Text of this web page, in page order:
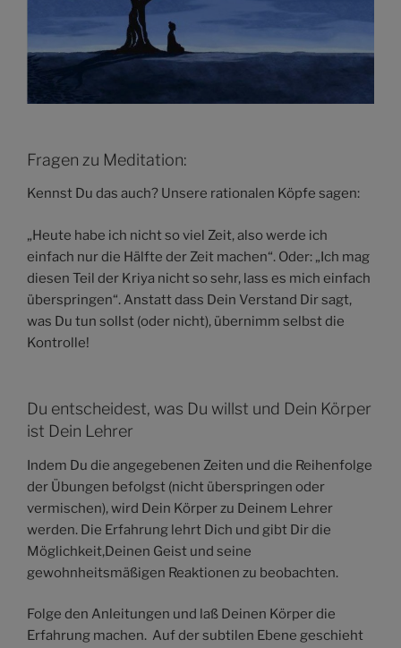
Fragen zu Meditation:
Kennst Du das auch? Unsere rationalen Köpfe sagen:
„Heute habe ich nicht so viel Zeit, also werde ich
einfach nur die Hälfte der Zeit machen“. Oder: „Ich mag
diesen Teil der Kriya nicht so sehr, lass es mich einfach
überspringen“. Anstatt dass Dein Verstand Dir sagt,
was Du tun sollst (oder nicht), übernimm selbst die
Kontrolle!
Du entscheidest, was Du willst und Dein Körper
ist Dein Lehrer
Indem Du die angegebenen Zeiten und die Reihenfolge
der Übungen befolgst (nicht überspringen oder
vermischen), wird Dein Körper zu Deinem Lehrer
werden. Die Erfahrung lehrt Dich und gibt Dir die
Möglichkeit,Deinen Geist und seine
gewohnheitsmäßigen Reaktionen zu beobachten.
Folge den Anleitungen und laß Deinen Körper die
Erfahrung machen. Auf der subtilen Ebene geschieht